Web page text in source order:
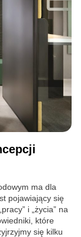
ma dla
pojawiający się
i „życia” na
które
się kilku